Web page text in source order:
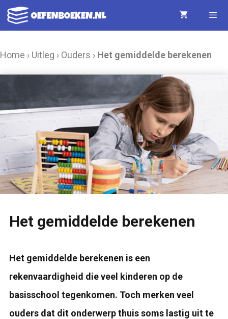
Ga
naar
Home › Uitleg › Ouders › Het gemiddelde berekenen
Het gemiddelde berekenen
Het gemiddelde berekenen is een
rekenvaardigheid die veel kinderen op de
basisschool tegenkomen. Toch merken veel
ouders dat dit onderwerp thuis soms lastig uit te